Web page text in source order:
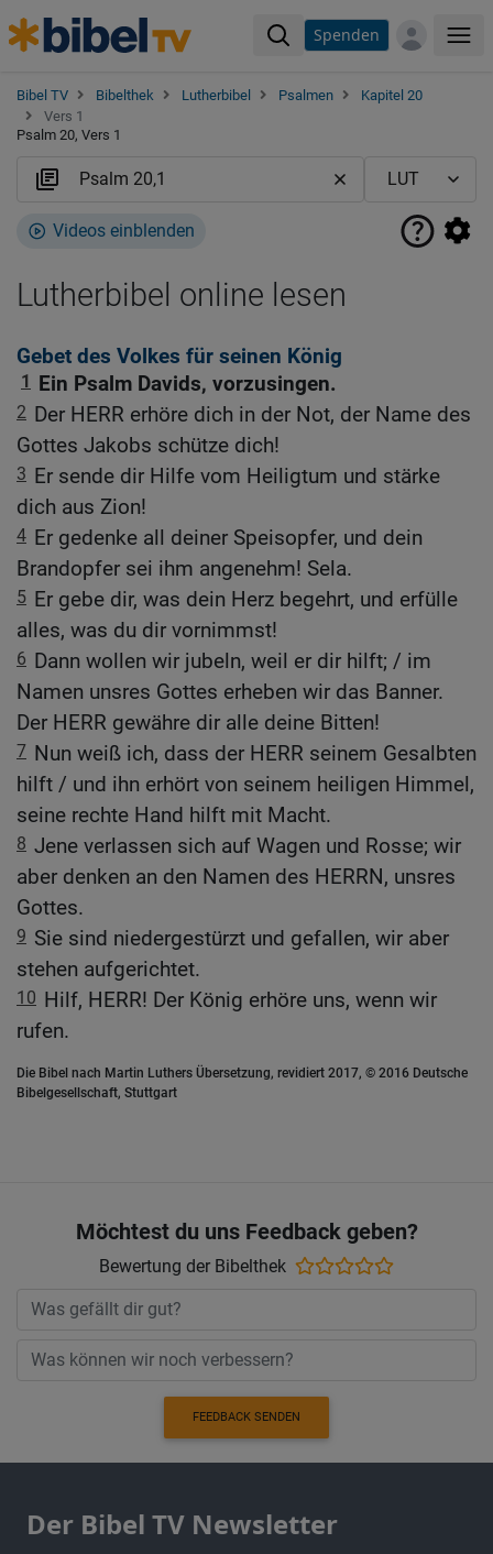
Spenden
Bibel TV Bibelthek Lutherbibel Psalmen
Kapitel 20
Vers 1
Psalm 20, Vers 1
Videos einblenden
Lutherbibel online lesen
Gebet des Volkes für seinen König
1 Ein Psalm Davids, vorzusingen.
2 Der HERR erhöre dich in der Not, der Name des
Gottes Jakobs schütze dich!
3 Er sende dir Hilfe vom Heiligtum und stärke
dich aus Zion!
4 Er gedenke all deiner Speisopfer, und dein
Brandopfer sei ihm angenehm! Sela.
5 Er gebe dir, was dein Herz begehrt, und erfülle
alles, was du dir vornimmst!
6 Dann wollen wir jubeln, weil er dir hilft; / im
Namen unsres Gottes erheben wir das Banner.
Der HERR gewähre dir alle deine Bitten!
7 Nun weiß ich, dass der HERR seinem Gesalbten
hilft / und ihn erhört von seinem heiligen Himmel,
seine rechte Hand hilft mit Macht.
8 Jene verlassen sich auf Wagen und Rosse; wir
aber denken an den Namen des HERRN, unsres
Gottes.
9 Sie sind niedergestürzt und gefallen, wir aber
stehen aufgerichtet.
10 Hilf, HERR! Der König erhöre uns, wenn wir
rufen.
Die Bibel nach Martin Luthers Übersetzung, revidiert 2017, © 2016 Deutsche
Bibelgesellschaft, Stuttgart
Möchtest du uns Feedback geben?
Bewertung der Bibelthek
FEEDBACK SENDEN
Der Bibel TV Newsletter